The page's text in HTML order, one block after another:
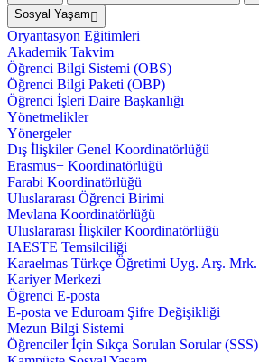
Sosyal Yaşam
Oryantasyon Eğitimleri
Akademik Takvim
Öğrenci Bilgi Sistemi (OBS)
Öğrenci Bilgi Paketi (OBP)
Öğrenci İşleri Daire Başkanlığı
Yönetmelikler
Yönergeler
Dış İlişkiler Genel Koordinatörlüğü
Erasmus+ Koordinatörlüğü
Farabi Koordinatörlüğü
Uluslararası Öğrenci Birimi
Mevlana Koordinatörlüğü
Uluslararası İlişkiler Koordinatörlüğü
IAESTE Temsilciliği
Karaelmas Türkçe Öğretimi Uyg. Arş. Mrk.
Kariyer Merkezi
Öğrenci E-posta
E-posta ve Eduroam Şifre Değişikliği
Mezun Bilgi Sistemi
Öğrenciler İçin Sıkça Sorulan Sorular (SSS)